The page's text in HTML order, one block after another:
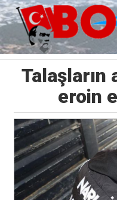
Talaşların
eroin